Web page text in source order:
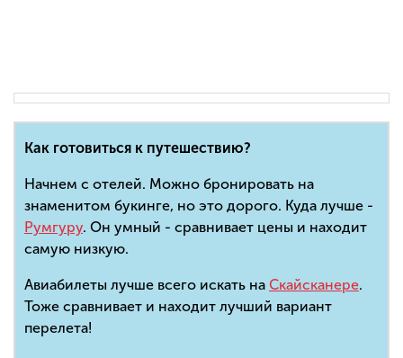
Как готовиться к путешествию?
Начнем с отелей. Можно бронировать на
знаменитом букинге, но это дорого. Куда лучше -
Румгуру. Он умный - сравнивает цены и находит
самую низкую.
Авиабилеты лучше всего искать на Скайсканере.
Тоже сравнивает и находит лучший вариант
перелета!